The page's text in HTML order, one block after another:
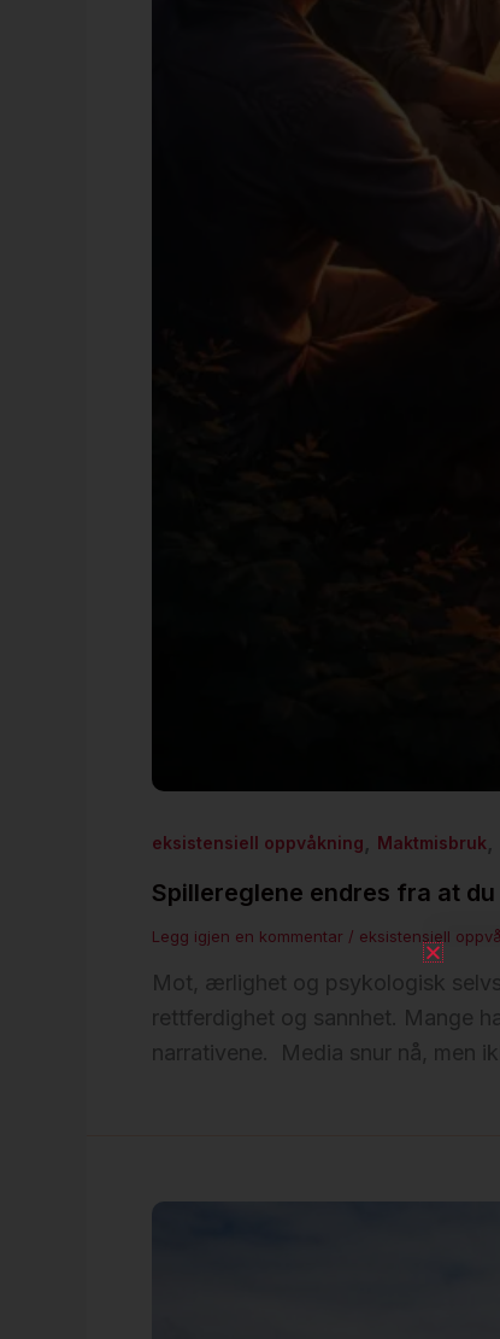
eksistensiell oppvåkning Maktmisbruk
Spillereglene endres fra at
Legg igjen en kommentar / eksistensiell
Mot, ærlighet og psykologisk
rettferdighet og sannhet. Mange
narrativene. Media snur nå, men